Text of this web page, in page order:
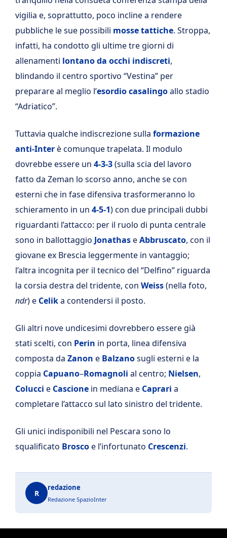
vigilia e, soprattutto, poco incline a rendere
pubbliche le sue possibili mosse tattiche. Stroppa,
infatti, ha condotto gli ultime tre giorni di
allenamenti lontano da occhi indiscreti,
blindando il centro sportivo “Vestina” per
preparare al meglio l’esordio casalingoallo stadio
“Adriatico”.
Tuttavia qualche indiscrezione sulla formazione
anti-Interè comunque trapelata. Il modulo
dovrebbe essere un 4-3-3(sulla scia del lavoro
fatto da Zeman lo scorso anno, anche se con
esterni che in fase difensiva trasformeranno lo
schieramento in un 4-5-1) con due principali dubbi
riguardanti l’attacco: per il ruolo di punta centrale
sono in ballottaggio JonathaseAbbruscato, con il
giovane ex Brescia leggermente in vantaggio;
l’altra incognita per il tecnico del “Delfino” riguarda
la corsia destra del tridente, con Weiss(nella foto,
ndr) e Celika contendersi il posto.
Gli altri nove undicesimi dovrebbero essere già
stati scelti, con Perin in porta, linea difensiva
composta da Zanon e Balzanosugli esterni e la
coppia Capuano–Romagnoli al centro; Nielsen,
Colucci e Cascione in mediana e Caprari a
completare l’attacco sul lato sinistro del tridente.
Gli unici indisponibili nel Pescara sono lo
squalificato Broscoe l’infortunato Crescenzi.
R
redazione
Redazione SpazioInter